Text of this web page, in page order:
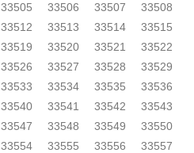
33505 33506 33507
33508
33512 33513 33514
33515
33519 33520 33521
33522
33526 33527 33528
33529
33533 33534 33535
33536
33540 33541 33542
33543
33547 33548 33549
33550
33554 33555 33556
33557